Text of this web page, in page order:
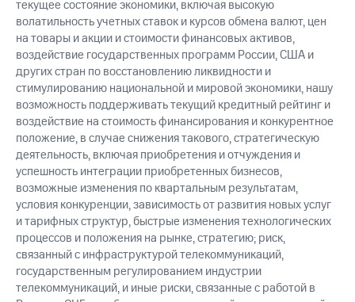
текущее состояние экономики, включая высокую
волатильность учетных ставок и курсов обмена валют, цен
на товары и акции и стоимости финансовых активов,
воздействие государственных программ России, США и
других стран по восстановлению ликвидности и
стимулированию национальной и мировой экономики, нашу
возможность поддерживать текущий кредитный рейтинг и
воздействие на стоимость финансирования и конкурентное
положение, в случае снижения такового, стратегическую
деятельность, включая приобретения и отчуждения и
успешность интеграции приобретенных бизнесов,
возможные изменения по квартальным результатам,
условия конкуренции, зависимость от развития новых услуг
и тарифных структур, быстрые изменения технологических
процессов и положения на рынке, стратегию; риск,
связанный с инфраструктурой телекоммуникаций,
государственным регулированием индустрии
телекоммуникаций, и иные риски, связанные с работой в